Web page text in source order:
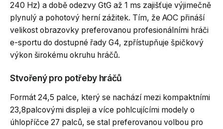
240 Hz) a době odezvy GtG až 1 ms zajišťuje výjimečně
plynulý a pohotový herní zážitek. Tím, že AOC přináší
velikost obrazovky preferovanou profesionálními hráči
e-sportu do dostupné řady G4, zpřístupňuje špičkový
výkon širokému okruhu hráčů.
Stvořený pro potřeby hráčů
Formát 24,5 palce, který se nachází mezi kompaktními
23,8palcovými displeji a více pohlcujícími modely o
úhlopříčce 27 palců, se stal preferovanou volbou pro